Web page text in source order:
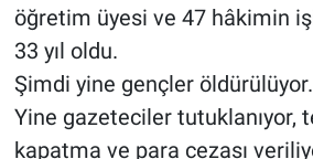
öğretim üyesi ve 47 hâkimin
33 yıl oldu.
Şimdi yine gençler öldürülüyor.
Yine gazeteciler tutuklanıyor,
kapatma ve para cezası